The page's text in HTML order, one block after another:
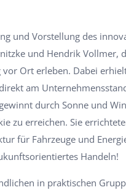
und Vorstellung des
und Hendrik Vollmer,
Ort erleben. Dabei
am
durch Sonne und
zu erreichen. Sie
für Fahrzeuge und
Handeln!
in praktischen